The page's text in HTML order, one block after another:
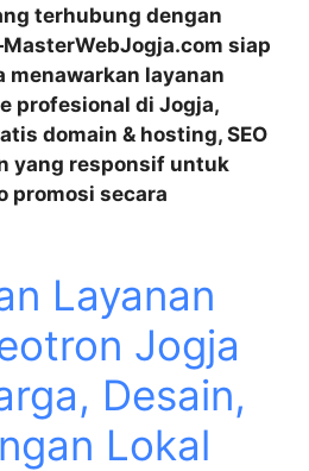
terhubung dengan
siap
menawarkan layanan
profesional di Jogja,
domain & hosting, SEO
yang responsif untuk
promosi secara
Layanan
Jogja
Desain,
Lokal